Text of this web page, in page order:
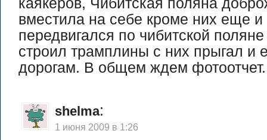
вместила на себе кроме них еще и
передвигался по чибитской
строил трамплины с них прыгал и
дорогам. В общем ждем фотоотчет.
shelma:
1 июня 2009 в 1:26